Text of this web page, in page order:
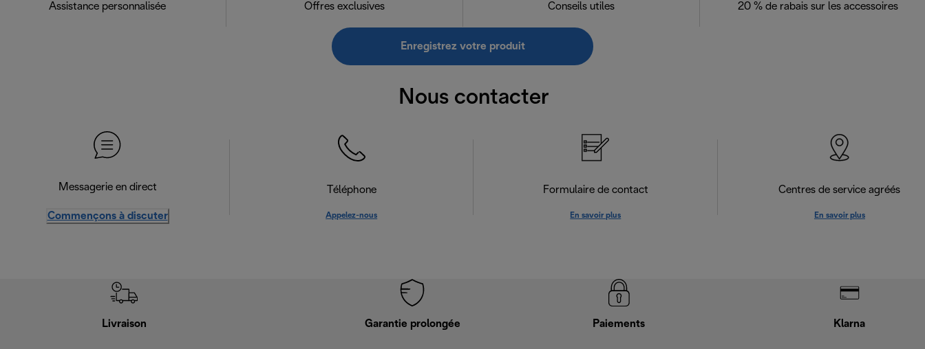
Assistance personnalisée Offres exclusives Conseils utiles 20 % de rabais sur les accessoires
Enregistrez votre produit
Nous contacter
Messagerie en direct
Commençons à discuter
Téléphone
Appelez-nous
Formulaire de contact
En savoir plus
Centres de service agréés
En savoir plus
Livraison Garantie prolongée Paiements Klarna